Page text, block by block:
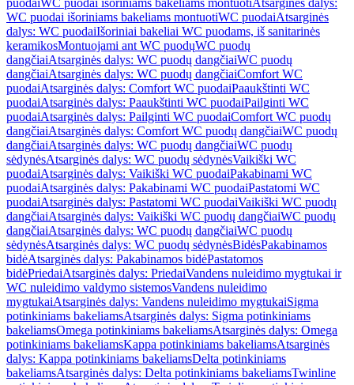
puodaiWC puodai išoriniams bakeliams montuotiAtsarginės dalys:
WC puodai išoriniams bakeliams montuotiWC puodaiAtsarginės
dalys: WC puodaiIšoriniai bakeliai WC puodams, iš sanitarinės
keramikosMontuojami ant WC puodųWC puodų
dangčiaiAtsarginės dalys: WC puodų dangčiaiWC puodų
dangčiaiAtsarginės dalys: WC puodų dangčiaiComfort WC
puodaiAtsarginės dalys: Comfort WC puodaiPaaukštinti WC
puodaiAtsarginės dalys: Paaukštinti WC puodaiPailginti WC
puodaiAtsarginės dalys: Pailginti WC puodaiComfort WC puodų
dangčiaiAtsarginės dalys: Comfort WC puodų dangčiaiWC puodų
dangčiaiAtsarginės dalys: WC puodų dangčiaiWC puodų
sėdynėsAtsarginės dalys: WC puodų sėdynėsVaikiški WC
puodaiAtsarginės dalys: Vaikiški WC puodaiPakabinami WC
puodaiAtsarginės dalys: Pakabinami WC puodaiPastatomi WC
puodaiAtsarginės dalys: Pastatomi WC puodaiVaikiški WC puodų
dangčiaiAtsarginės dalys: Vaikiški WC puodų dangčiaiWC puodų
dangčiaiAtsarginės dalys: WC puodų dangčiaiWC puodų
sėdynėsAtsarginės dalys: WC puodų sėdynėsBidėsPakabinamos
bidėAtsarginės dalys: Pakabinamos bidėPastatomos
bidėPriedaiAtsarginės dalys: PriedaiVandens nuleidimo mygtukai ir
WC nuleidimo valdymo sistemosVandens nuleidimo
mygtukaiAtsarginės dalys: Vandens nuleidimo mygtukaiSigma
potinkiniams bakeliamsAtsarginės dalys: Sigma potinkiniams
bakeliamsOmega potinkiniams bakeliamsAtsarginės dalys: Omega
potinkiniams bakeliamsKappa potinkiniams bakeliamsAtsarginės
dalys: Kappa potinkiniams bakeliamsDelta potinkiniams
bakeliamsAtsarginės dalys: Delta potinkiniams bakeliamsTwinline